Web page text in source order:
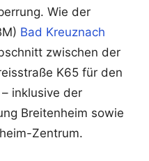
Wie der
Bad Kreuznach
zwischen der
K65 für den
inklusive der
Breitenheim sowie
Zentrum.